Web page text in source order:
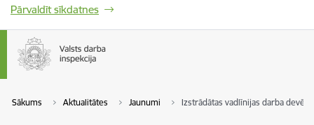
Pārvaldīt sīkdatnes
Sākums Aktualitātes Jaunumi Izstrādātas vadlīnijas darba